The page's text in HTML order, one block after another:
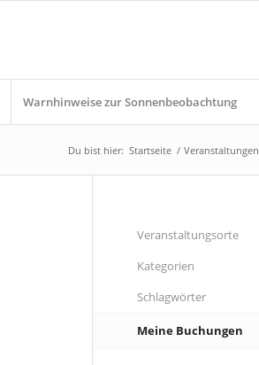
Warnhinweise zur Sonnenbeobachtung
Du bist hier: Startseite / Veranstaltungen
Veranstaltungsorte
Kategorien
Schlagwörter
Meine Buchungen